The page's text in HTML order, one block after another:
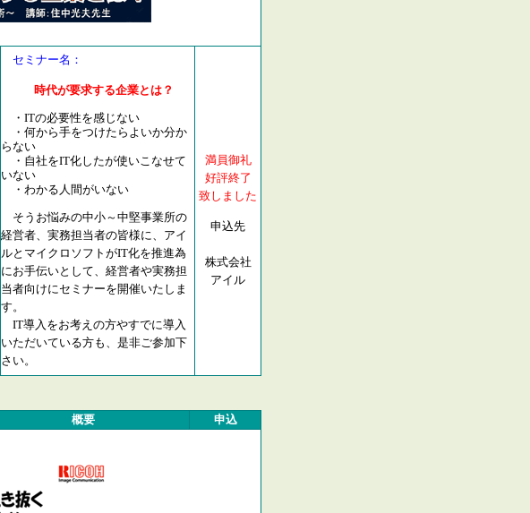
セミナー名：
時代が要求する企業とは？
・ITの必要性を感じない
・何から手をつけたらよいか分か
らない
・自社をIT化したが使いこなせて
いない
・わかる人間がいない
そうお悩みの中小～中堅事業所の
経営者、実務担当者の皆様に、アイ
ルとマイクロソフトがIT化を推進為
にお手伝いとして、経営者や実務担
当者向けにセミナーを開催いたしま
す。
IT導入をお考えの方やすでに導入
いただいている方も、是非ご参加下
さい。
満員御礼
好評終了
致しました
申込先
株式会社
アイル
概要 申込